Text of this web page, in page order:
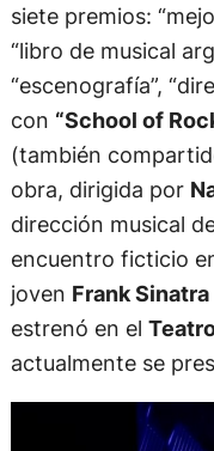
siete premios:
“libro de musical
“escenografía”,
con “School of
(también
obra, dirigida por
dirección musical
encuentro ficticio
joven Frank Sinatra
estrenó en el
actualmente se